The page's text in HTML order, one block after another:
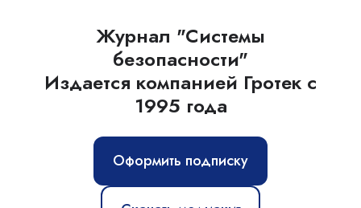
Журнал "Системы
безопасности"
Издается компанией Гротек с
1995 года
Оформить подписку